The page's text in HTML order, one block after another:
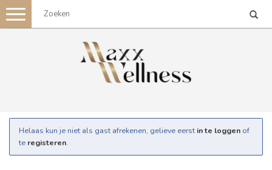
Toggle
navigation
Helaas kun je niet als gast afrekenen, gelieve eerst in te loggen of
te registeren.